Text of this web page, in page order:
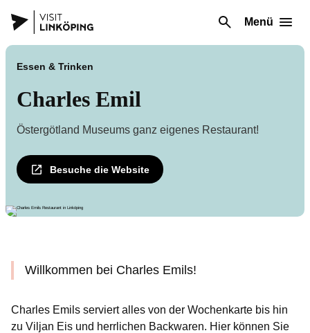
Menü
Essen & Trinken
Charles Emil
Östergötland Museums ganz eigenes Restaurant!
Besuche die Website
Willkommen bei Charles Emils!
Charles Emils serviert alles von der Wochenkarte bis hin
zu Viljan Eis und herrlichen Backwaren. Hier können Sie